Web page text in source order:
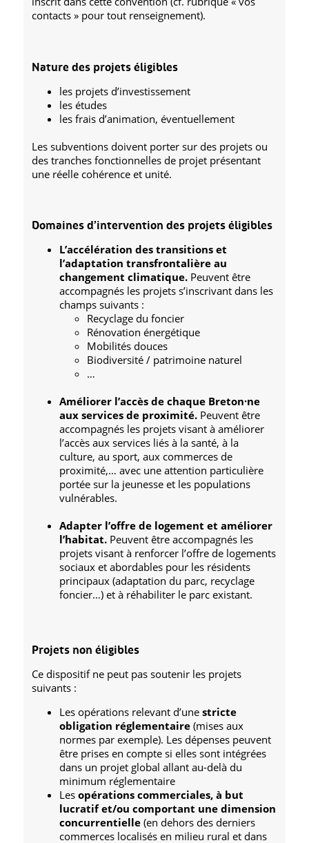
contacts » pour tout renseignement).
Nature des projets éligibles
les projets d’investissement
les études
les frais d’animation, éventuellement
Les subventions doivent porter sur des projets ou
des tranches fonctionnelles de projet présentant
une réelle cohérence et unité.
Domaines d’intervention des projets éligibles
L’accélération des transitions et
l’adaptation transfrontalière au
changement climatique. Peuvent être
accompagnés les projets s’inscrivant dans les
champs suivants :
Recyclage du foncier
Rénovation énergétique
Mobilités douces
Biodiversité / patrimoine naturel
…
Améliorer l’accès de chaque Breton·ne
aux services de proximité. Peuvent être
accompagnés les projets visant à améliorer
l’accès aux services liés à la santé, à la
culture, au sport, aux commerces de
proximité,… avec une attention particulière
portée sur la jeunesse et les populations
vulnérables.
Adapter l’offre de logement et améliorer
l’habitat. Peuvent être accompagnés les
projets visant à renforcer l’offre de logements
sociaux et abordables pour les résidents
principaux (adaptation du parc, recyclage
foncier…) et à réhabiliter le parc existant.
Projets non éligibles
Ce dispositif ne peut pas soutenir les projets
suivants :
Les opérations relevant d’unestricte
obligation réglementaire (mises aux
normes par exemple). Les dépenses peuvent
être prises en compte si elles sont intégrées
dans un projet global allant au-delà du
minimum réglementaire
Lesopérations commerciales, à but
lucratif et/ou comportant une dimension
concurrentielle(en dehors des derniers
commerces localisés en milieu rural et dans